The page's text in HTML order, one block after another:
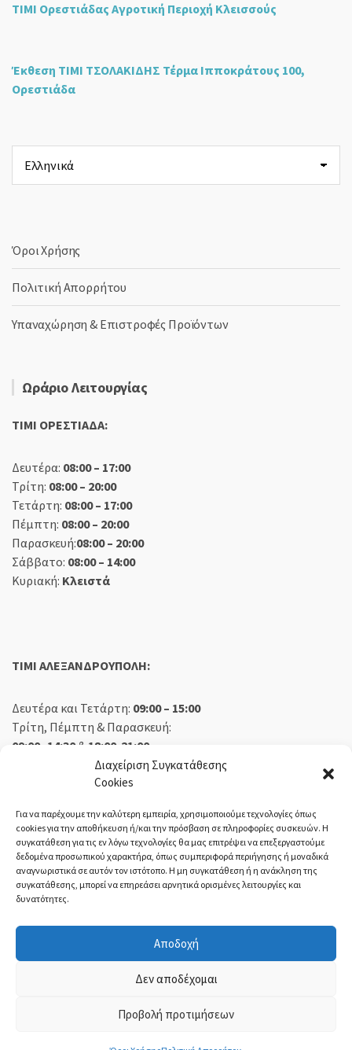
Διαχείριση Συγκατάθεσης
Cookies
Για να παρέχουμε την καλύτερη εμπειρία, χρησιμοποιούμε τεχνολογίες όπως
cookies για την αποθήκευση ή/και την πρόσβαση σε πληροφορίες συσκευών. Η
συγκατάθεση για τις εν λόγω τεχνολογίες θα μας επιτρέψει να επεξεργαστούμε
δεδομένα προσωπικού χαρακτήρα, όπως συμπεριφορά περιήγησης ή μοναδικά
αναγνωριστικά σε αυτόν τον ιστότοπο. Η μη συγκατάθεση ή η ανάκληση της
συγκατάθεσης, μπορεί να επηρεάσει αρνητικά ορισμένες λειτουργίες και
δυνατότητες.
Αποδοχή
Δεν αποδέχομαι
Προβολή προτιμήσεων
ΤΙΜΙ Ορεστιάδας Αγροτική Περιοχή Κλεισσούς
Έκθεση ΤΙΜΙ ΤΣΟΛΑΚΙΔΗΣ Τέρμα Ιπποκράτους 100,
Ορεστιάδα
μια
γλώσσα
Όροι Χρήσης
Πολιτική Απορρήτου
Υπαναχώρηση & Επιστροφές Προϊόντων
Ωράριο Λειτουργίας
TIMI ΟΡΕΣΤΙΑΔΑ:
Δευτέρα: 08:00 – 17:00
Τρίτη: 08:00 – 20:00
Τετάρτη: 08:00 – 17:00
Πέμπτη: 08:00 – 20:00
Παρασκευή:08:00 – 20:00
Σάββατο: 08:00 – 14:00
Κυριακή: Κλειστά
TIMI ΑΛΕΞΑΝΔΡΟΥΠΟΛΗ:
Δευτέρα και Τετάρτη: 09:00 – 15:00
Τρίτη, Πέμπτη & Παρασκευή:
09:00 -14:30 & 18:00-21:00
09:00 – 14:30
Κλειστά
ΕΚΘΕΣΗ ΟΡΕΣΤΙΑΔΑ:
Τρίτη, Πέμπτη, Παρασκευή:08:30 – 14:00 & 18:00 – 21:00
ΤΙ-ΜΙ Τσολακίδης - ©2021 | ΓΕΜΗ: